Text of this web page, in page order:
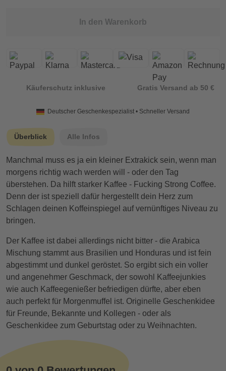
In den Warenkorb
Käuferschutz inklusive Gratis Versand ab 50 €
Deutscher Geschenkespezialist • Schneller Versand
Überblick Alle Infos
Manchmal muss es ja ein kleiner Extrakick sein, wenn man
morgens richtig wach werden will - oder den Tag
überstehen. Da hilft starker Kaffee - Fucking Strong Coffee.
Denn der ist speziell dafür hergestellt dein Herz zum
Schlagen deinen Koffeinspiegel auf vernünftiges Niveau zu
bringen.
Der Kaffee ist dabei allerdings nicht bitter - die Arabica
Mischung stammt aus Brasilien und Honduras und ist fein
abgestimmt und dunkel geröstet. So ergibt sich ein voller
und angenehmer Geschmack, der sowohl Kaffeejunkies
wie auch Kaffeegenießer befriedigen dürfte, aber eben
auch perfekt für Morgenmuffel ist. Originelle Geschenkidee
für Freunde, Bekannte und Kollegen - oder als
Geschenkidee zum Geburtstag oder zu Weihnachten.